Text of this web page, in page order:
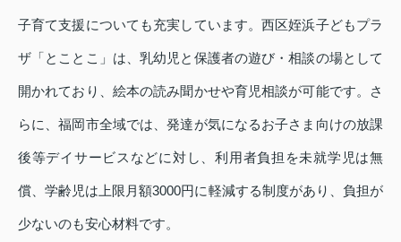
子育て支援についても充実しています。西区姪浜子どもプラ
ザ「とことこ」は、乳幼児と保護者の遊び・相談の場として
開かれており、絵本の読み聞かせや育児相談が可能です。さ
らに、福岡市全域では、発達が気になるお子さま向けの放課
後等デイサービスなどに対し、利用者負担を未就学児は無
償、学齢児は上限月額3000円に軽減する制度があり、負担が
少ないのも安心材料です。